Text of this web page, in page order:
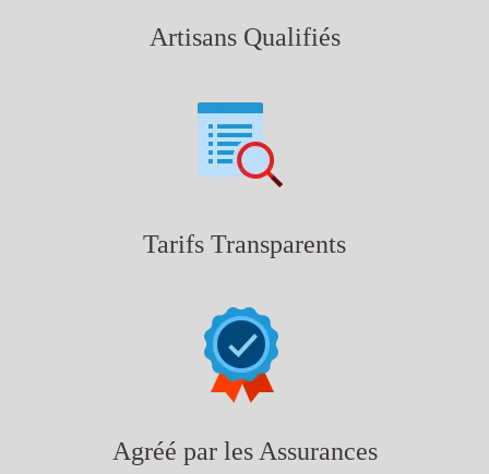
Artisans Qualifiés
Tarifs Transparents
Agréé par les Assurances